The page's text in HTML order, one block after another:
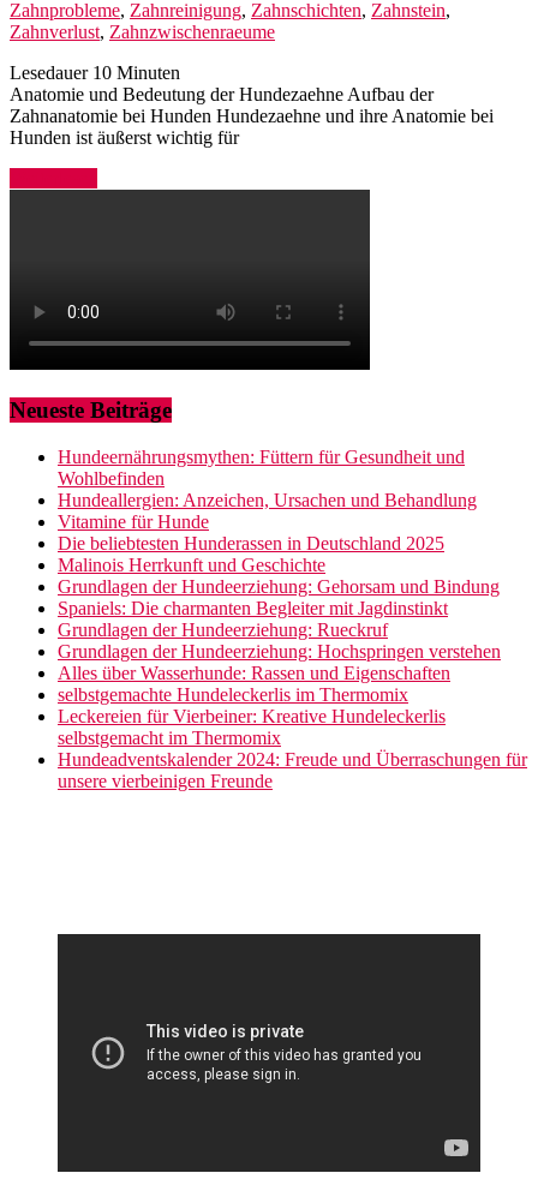
Zahnprobleme, Zahnreinigung, Zahnschichten, Zahnstein,
Zahnverlust, Zahnzwischenraeume
Lesedauer 10 Minuten
Anatomie und Bedeutung der Hundezaehne Aufbau der
Zahnanatomie bei Hunden Hundezaehne und ihre Anatomie bei
Hunden ist äußerst wichtig für
Neueste Beiträge
Hundeernährungsmythen: Füttern für Gesundheit und
Wohlbefinden
Hundeallergien: Anzeichen, Ursachen und Behandlung
Vitamine für Hunde
Die beliebtesten Hunderassen in Deutschland 2025
Malinois Herrkunft und Geschichte
Grundlagen der Hundeerziehung: Gehorsam und Bindung
Spaniels: Die charmanten Begleiter mit Jagdinstinkt
Grundlagen der Hundeerziehung: Rueckruf
Grundlagen der Hundeerziehung: Hochspringen verstehen
Alles über Wasserhunde: Rassen und Eigenschaften
selbstgemachte Hundeleckerlis im Thermomix
Leckereien für Vierbeiner: Kreative Hundeleckerlis
selbstgemacht im Thermomix
Hundeadventskalender 2024: Freude und Überraschungen für
unsere vierbeinigen Freunde